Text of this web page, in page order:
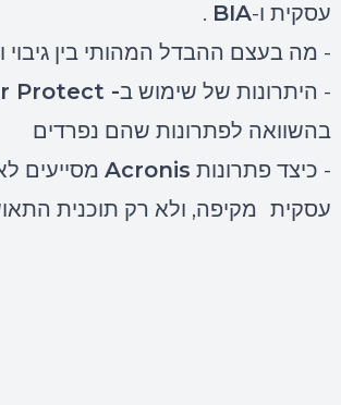
עסקית ו-BIA
.
- מה בעצם ההבדל המהותי בין גיבוי
- היתרונות של שימוש ב- Acronis Cyber Protect
בהשוואה לפתרונות שהם נפרדים
- כיצד פתרונות Acronis מסייעים
עסקית מקיפה, ולא רק תוכנית